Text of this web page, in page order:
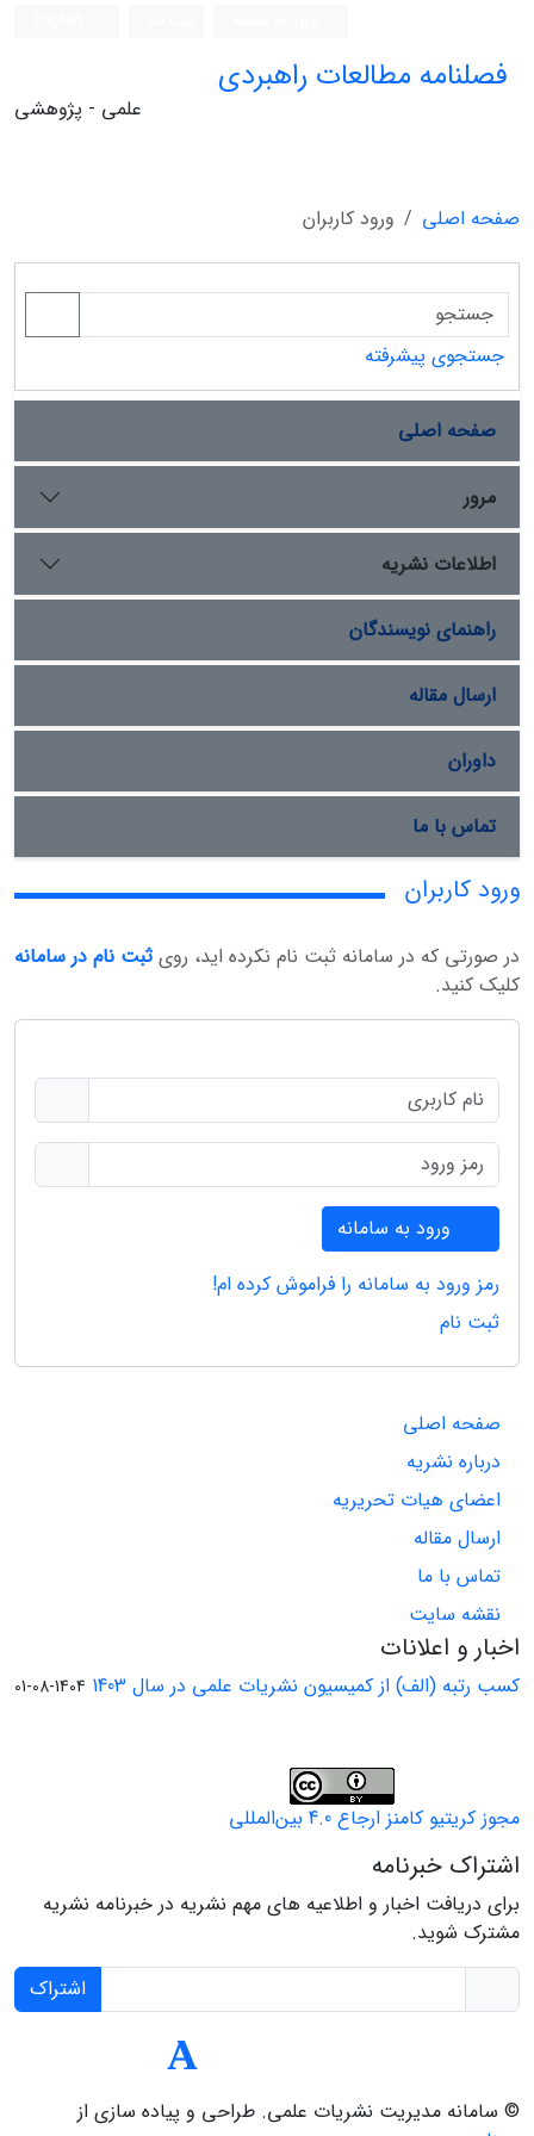
فصلنامه مطالعات راهبردی
علمی - پژوهشی
صفحه اصلی ورود کاربران
جستجوی پیشرفته
صفحه اصلی
مرور
اطلاعات نشریه
راهنمای نویسندگان
ارسال مقاله
داوران
تماس با ما
ورود کاربران
در صورتی که در سامانه ثبت نام نکرده اید، روی ثبت نام در سامانه
کلیک کنید.
ورود به سامانه
رمز ورود به سامانه را فراموش کرده ام!
ثبت نام
صفحه اصلی
درباره نشریه
اعضای هیات تحریریه
ارسال مقاله
تماس با ما
نقشه سایت
اخبار و اعلانات
کسب رتبه (الف) از کمیسیون نشریات علمی در سال 1403 1404-08-01
مجوز کریتیو کامنز ارجاع 4.0 بین‌المللی
اشتراک خبرنامه
برای دریافت اخبار و اطلاعیه های مهم نشریه در خبرنامه نشریه
مشترک شوید.
اشتراک
© سامانه مدیریت نشریات علمی. طراحی و پیاده سازی از